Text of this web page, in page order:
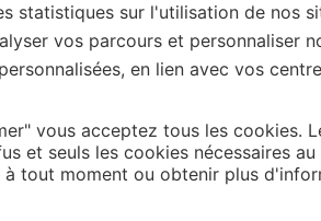
statistiques sur l'utilisation de nos
vos parcours et personnaliser
en lien avec vos
vous acceptez tous les cookies.
et seuls les cookies nécessaires
tout moment ou obtenir plus
de cette activité?
LA DOMITIENNE